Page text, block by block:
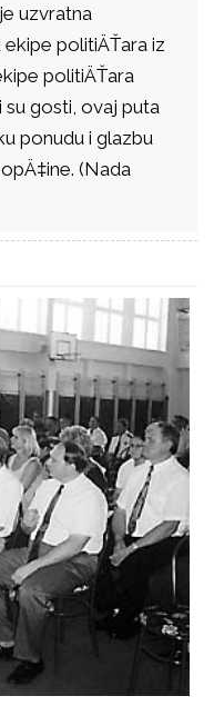
uzvratna
politiÄŤara iz
politiÄŤara
su gosti, ovaj puta
ponudu i glazbu
(Nada